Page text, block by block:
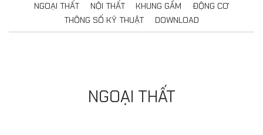
NGOẠI THẤT NỘI THẤT KHUNG GẦM
ĐỘNG CƠ
THÔNG SỐ KỸ THUẬT
DOWNLOAD
NGOẠI THẤT